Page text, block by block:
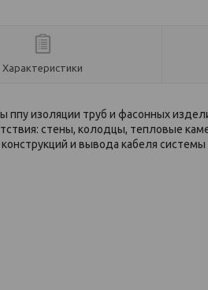
Характеристики
ппу изоляции труб и фасонных
стены, колодцы, тепловые
и вывода кабеля